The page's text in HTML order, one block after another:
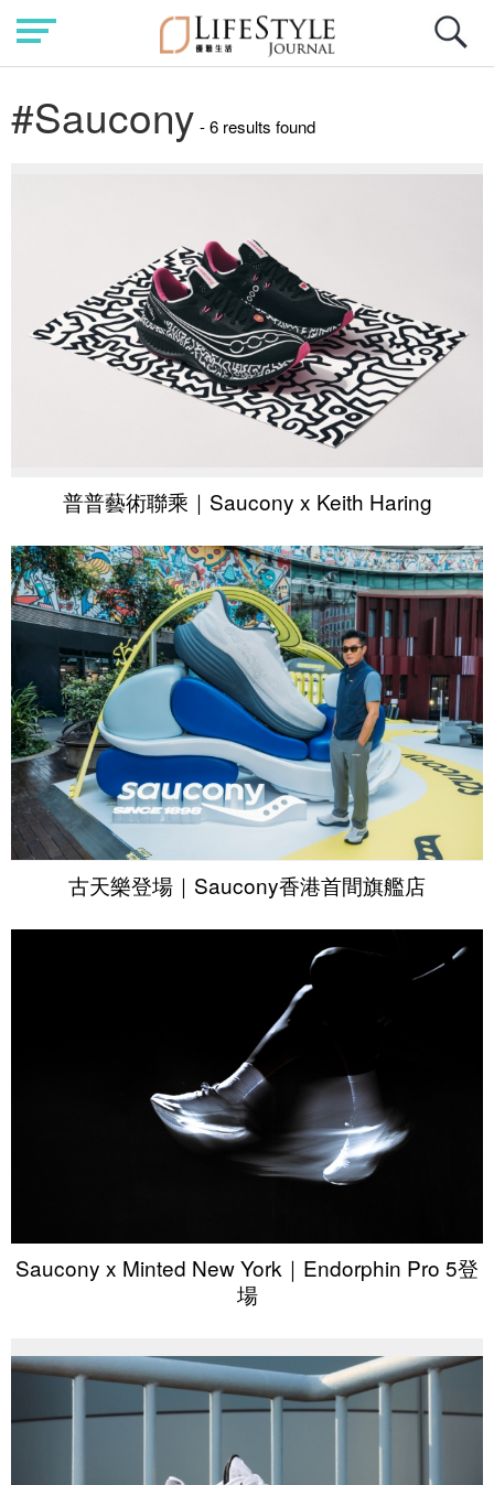
#Saucony - 6 results found
普普藝術聯乘｜Saucony x Keith Haring
古天樂登場｜Saucony香港首間旗艦店
Saucony x Minted New York｜Endorphin Pro 5登
場